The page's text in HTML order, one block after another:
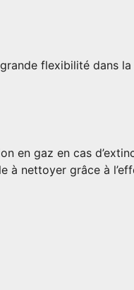
flexibilité dans
en gaz en cas
à nettoyer grâce à